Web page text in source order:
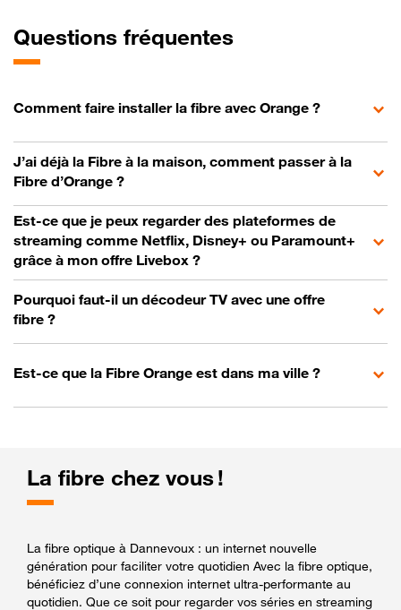
Questions fréquentes
Comment faire installer la fibre avec Orange ?
J’ai déjà la Fibre à la maison, comment passer à la
Fibre d’Orange ?
Est-ce que je peux regarder des plateformes de
streaming comme Netflix, Disney+ ou Paramount+
grâce à mon offre Livebox ?
Pourquoi faut-il un décodeur TV avec une offre
fibre ?
Est-ce que la Fibre Orange est dans ma ville ?
La fibre chez vous !
La fibre optique à Dannevoux : un internet nouvelle
génération pour faciliter votre quotidien Avec la fibre optique,
bénéficiez d’une connexion internet ultra-performante au
quotidien. Que ce soit pour regarder vos séries en streaming